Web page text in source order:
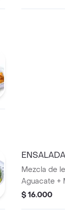
Mezcla de
Aguacate +
+ Vinagreta
$ 16.000